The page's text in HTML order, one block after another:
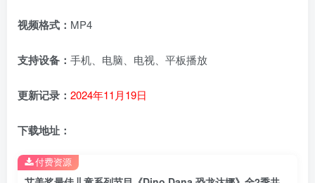
视频格式： MP4
支持设备： 手机、电脑、电视、平板播放
更新记录： 2024年11月19日
下载地址：
付费资源